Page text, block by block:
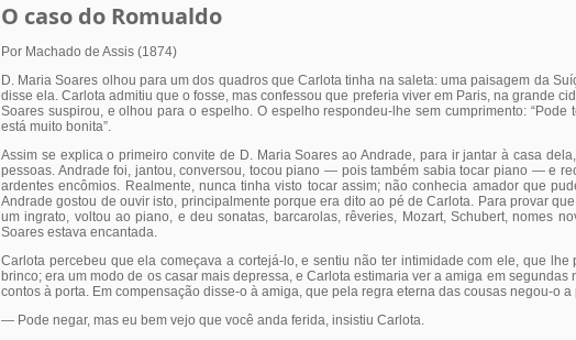
O caso do Romualdo
Por Machado de Assis (1874)
D. Maria Soares olhou para um dos quadros que Carlota tinha na saleta: uma paisagem da
disse ela. Carlota admitiu que o fosse, mas confessou que preferia viver em Paris, na grande
Soares suspirou, e olhou para o espelho. O espelho respondeu-lhe sem cumprimento: “Pode
está muito bonita”.
Assim se explica o primeiro convite de D. Maria Soares ao Andrade, para ir jantar à casa
pessoas. Andrade foi, jantou, conversou, tocou piano — pois também sabia tocar piano — e
ardentes encômios. Realmente, nunca tinha visto tocar assim; não conhecia amador que
Andrade gostou de ouvir isto, principalmente porque era dito ao pé de Carlota. Para provar
um ingrato, voltou ao piano, e deu sonatas, barcarolas, rêveries, Mozart, Schubert, nomes
Soares estava encantada.
Carlota percebeu que ela começava a cortejá-lo, e sentiu não ter intimidade com ele, que lhe
brinco; era um modo de os casar mais depressa, e Carlota estimaria ver a amiga em segundas
contos à porta. Em compensação disse-o à amiga, que pela regra eterna das cousas negou-o a
— Pode negar, mas eu bem vejo que você anda ferida, insistiu Carlota.